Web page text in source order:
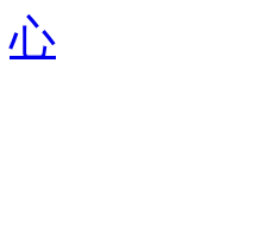
心